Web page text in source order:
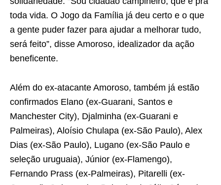
toda vida. O Jogo da Família já deu certo e o que
a gente puder fazer para ajudar a melhorar tudo,
será feito”, disse Amoroso, idealizador da ação
beneficente.
Além do ex-atacante Amoroso, também já estão
confirmados Elano (ex-Guarani, Santos e
Manchester City), Djalminha (ex-Guarani e
Palmeiras), Aloísio Chulapa (ex-São Paulo), Alex
Dias (ex-São Paulo), Lugano (ex-São Paulo e
seleção uruguaia), Júnior (ex-Flamengo),
Fernando Prass (ex-Palmeiras), Pitarelli (ex-